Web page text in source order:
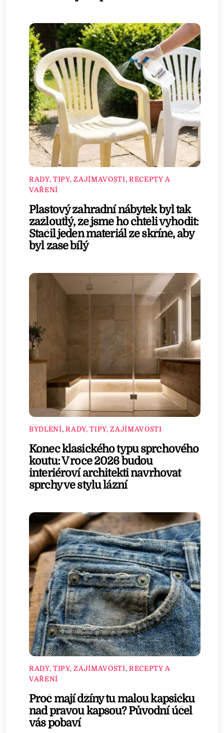
RADY, TIPY, ZAJÍMAVOSTI, RECEPTY A
VAŘENÍ
Plastový zahradní nábytek byl tak
zažloutlý, že jsme ho chtěli vyhodit:
Stačil jeden materiál ze skříně, aby
byl zase bílý
BYDLENÍ,RADY, TIPY, ZAJÍMAVOSTI
Konec klasického typu sprchového
koutu: V roce 2026 budou
interiéroví architekti navrhovat
sprchy ve stylu lázní
RADY, TIPY, ZAJÍMAVOSTI, RECEPTY A
VAŘENÍ
Proč mají džíny tu malou kapsičku
nad pravou kapsou? Původní účel
vás pobaví